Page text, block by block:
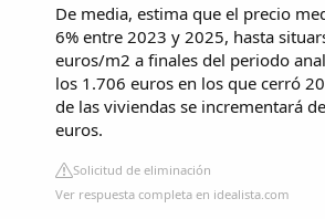
De media, estima que el precio
6% entre 2023 y 2025, hasta
euros/m2 a finales del periodo
los 1.706 euros en los que cerró
de las viviendas se incrementará
euros.
Solicitud de eliminación
Ver respuesta completa en idealista.com